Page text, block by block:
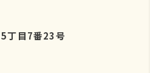
様ご本人を確認さ
で、合理的な期間
。
丁目7番23号